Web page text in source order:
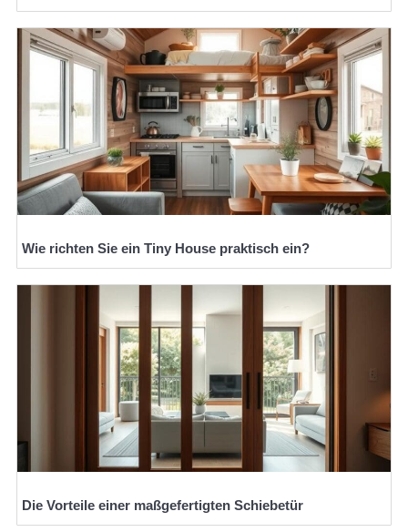
Wie richten Sie ein Tiny House praktisch ein?
Die Vorteile einer maßgefertigten Schiebetür